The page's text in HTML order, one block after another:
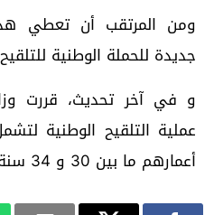
ومن المرتقب أن تعطي
جديدة للحملة الوطنية
و في آخر تحديث، قررت
عملية التلقيح الوطنية
أعمارهم ما بين 30 و 34 سنة.